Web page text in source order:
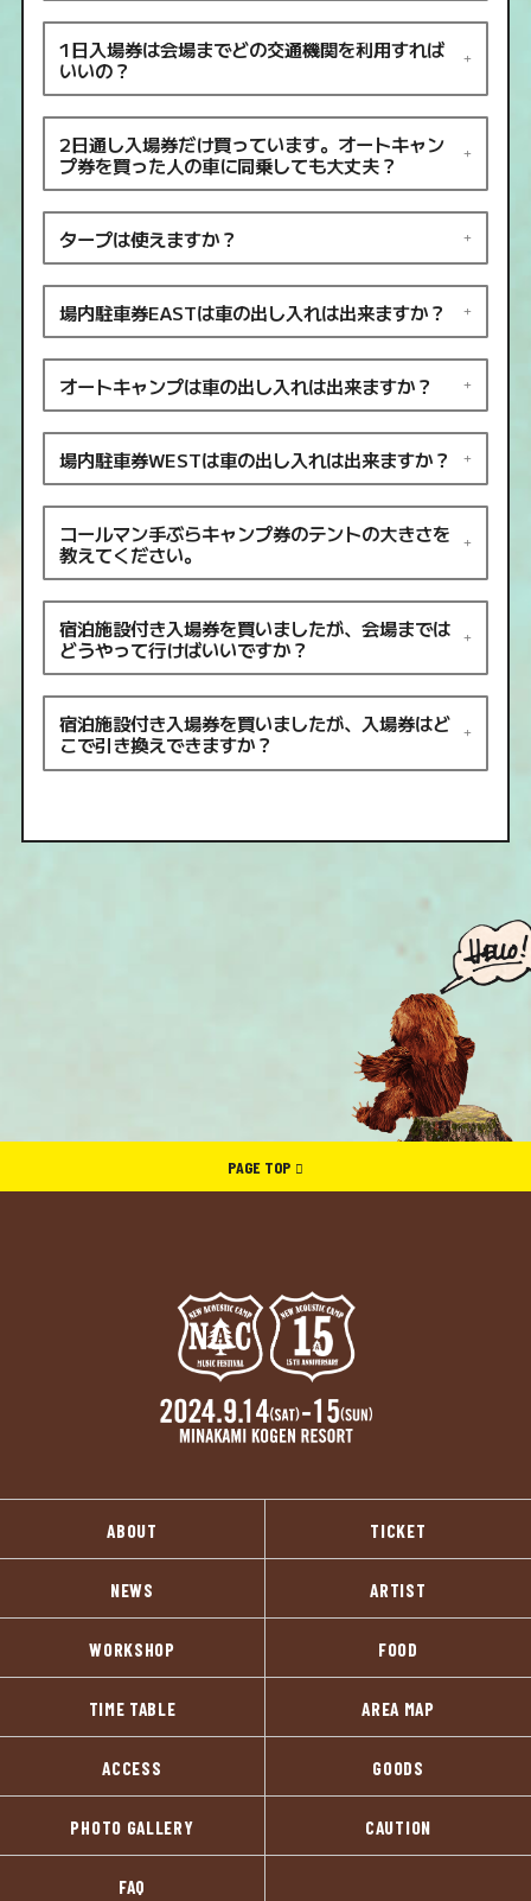
1日入場券は会場までどの交通機関を利用すれば
いいの？
2日通し入場券だけ買っています。オートキャン
プ券を買った人の車に同乗しても大丈夫？
タープは使えますか？
場内駐車券EASTは車の出し入れは出来ますか？
オートキャンプは車の出し入れは出来ますか？
場内駐車券WESTは車の出し入れは出来ますか？
コールマン手ぶらキャンプ券のテントの大きさを
教えてください。
宿泊施設付き入場券を買いましたが、会場までは
どうやって行けばいいですか？
宿泊施設付き入場券を買いましたが、入場券はど
こで引き換えできますか？
PAGE TOP
ABOUT TICKET
NEWS ARTIST
WORKSHOP FOOD
TIME TABLE AREA MAP
ACCESS GOODS
PHOTO GALLERY CAUTION
FAQ